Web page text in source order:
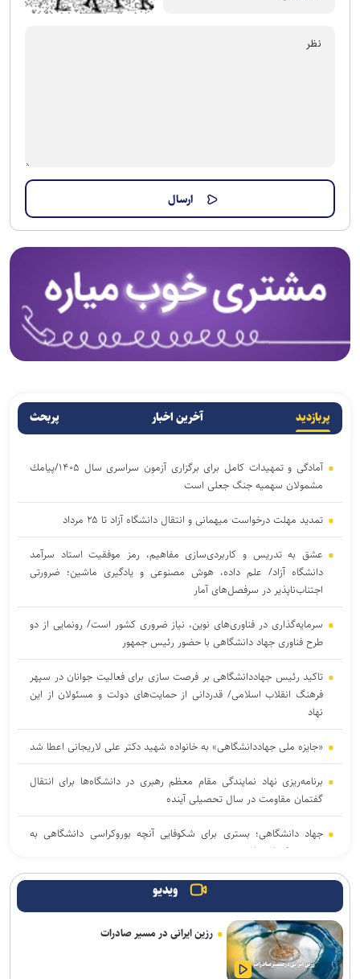
پربازدید آخرین اخبار پربحث
آمادگی و تمهیدات كامل برای برگزاری آزمون سراسری سال ۱۴۰۵/پیامك
مشمولان سهمیه جنگ جعلی است
تمدید مهلت درخواست میهمانی و انتقال دانشگاه آزاد تا ۲۵ مرداد
عشق به تدریس و کاربردی‌سازی مفاهیم، رمز موفقیت استاد سرآمد
دانشگاه آزاد/ علم داده، هوش مصنوعی و یادگیری ماشین؛ ضرورتی
اجتناب‌ناپذیر در سرفصل‌های آمار
سرمایه‌گذاری در فناوری‌های نوین، نیاز ضروری کشور است/ رونمایی از دو
طرح فناوری جهاد دانشگاهی با حضور رئیس جمهور
تاکید رئیس جهاددانشگاهی بر فرصت سازی برای فعالیت جوانان در سپهر
فرهنگ انقلاب اسلامی/ قدردانی از حمایت‌های دولت و مسئولان از این
نهاد
«جایزه ملی جهاددانشگاهی» به خانواده شهید دکتر علی لاریجانی اعطا شد
برنامه‌ریزی نهاد نمایندگی مقام معظم رهبری در دانشگاه‌ها برای انتقال
گفتمان مقاومت در سال تحصیلی آینده
جهاد دانشگاهی؛ بستری برای شکوفایی آنچه بوروکراسی دانشگاهی به
بن‌بست کشانده است
جهاد علمی باید به مأموریت اصلی جامعه دانشگاهی برای تحقق «ایران
نتایج نهایی آزمون دکتری سال ۱۴۰۵ اواخر مرداد ماه اعلام می‌شود
نسخه بازگشت ایران به صدر تولید علم؛ تکیه بر نیروی انسانی و حمایت از
ویدیو
رزین ایرانی در مسیر صادرات